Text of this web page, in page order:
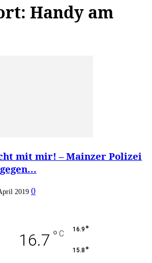
Handy am
mit mir! – Mainzer Polizei
2019 0
16.7 ° C 16.9 °
15.8 °